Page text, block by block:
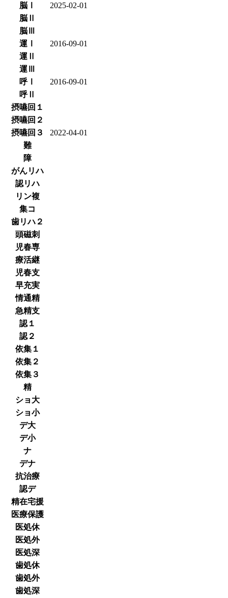
脳Ⅰ
2025-02-01
脳Ⅱ
脳Ⅲ
運Ⅰ
2016-09-01
運Ⅱ
運Ⅲ
呼Ⅰ
2016-09-01
呼Ⅱ
摂嚥回１
摂嚥回２
摂嚥回３
2022-04-01
難
障
がんリハ
認リハ
リン複
集コ
歯リハ２
頭磁刺
児春専
療活継
児春支
早充実
情通精
急精支
認１
認２
依集１
依集２
依集３
精
ショ大
ショ小
デ大
デ小
ナ
デナ
抗治療
認デ
精在宅援
医療保護
医処休
医処外
医処深
歯処休
歯処外
歯処深